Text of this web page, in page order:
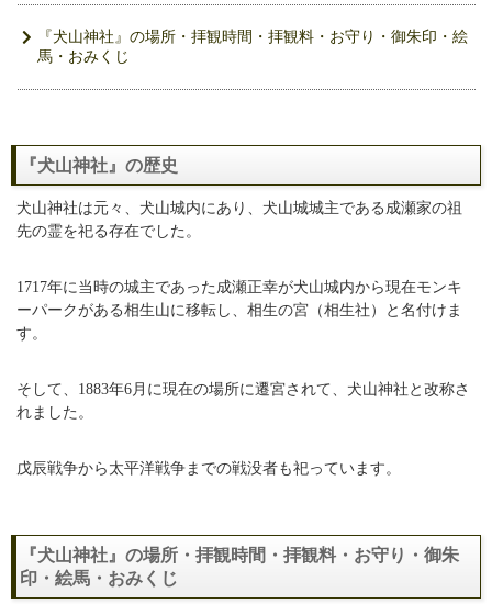
『犬山神社』の場所・拝観時間・拝観料・お守り・御朱印・絵
馬・おみくじ
『犬山神社』の歴史
犬山神社は元々、犬山城内にあり、犬山城城主である成瀬家の祖
先の霊を祀る存在でした。
1717年に当時の城主であった成瀬正幸が犬山城内から現在モンキ
ーパークがある相生山に移転し、相生の宮（相生社）と名付けま
す。
そして、1883年6月に現在の場所に遷宮されて、犬山神社と改称さ
れました。
戊辰戦争から太平洋戦争までの戦没者も祀っています。
『犬山神社』の場所・拝観時間・拝観料・お守り・御朱
印・絵馬・おみくじ